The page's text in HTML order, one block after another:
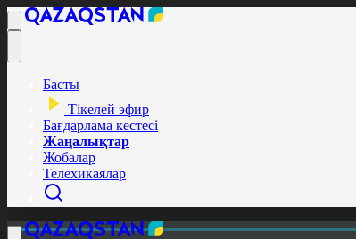
Басты
Тікелей эфир
Бағдарлама кестесі
Жаңалықтар
Жобалар
Телехикаялар